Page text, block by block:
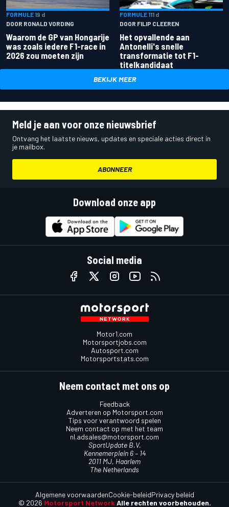
FORMULE 19 d
DOOR RONALD VORDING
Waarom de GP van Hongarije
was zoals iedere F1-race in
2026 zou moeten zijn
FORMULE 111 d
DOOR FILIP CLEEREN
Het opvallende aan
Antonelli's snelle
transformatie tot F1-
titelkandidaat
BEKIJK MEER
Meld je aan voor onze nieuwsbrief
Ontvang het laatste nieuws, updates en speciale acties direct in
je mailbox.
ABONNEER
Download onze app
Social media
Motor1.com
Motorsportjobs.com
Autosport.com
Motorsportstats.com
Neem contact met ons op
Feedback
Adverteren op Motorsport.com
Tips voor verantwoord spelen
Neem contact op met het team
nl.adsales@motorsport.com
SportUpdate B.V.
Kennemerplein 6 – 14
2011 MJ, Haarlem
The Netherlands
© 2026 Motorsport Network Alle rechten voorbehouden.
Algemene voorwaardenCookie-beleidPrivacy beleid